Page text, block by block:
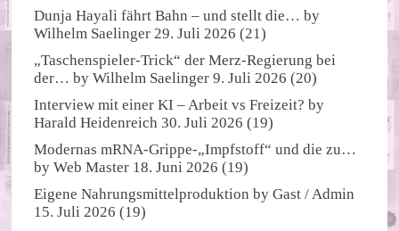
Dunja Hayali fährt Bahn – und stellt die… by
Wilhelm Saelinger 29. Juli 2026 (21)
„Taschenspieler-Trick“ der Merz-Regierung bei
der… byWilhelm Saelinger 9. Juli 2026 (20)
Interview mit einer KI – Arbeit vs Freizeit? by
Harald Heidenreich 30. Juli 2026 (19)
Modernas mRNA-Grippe-„Impfstoff“ und die zu…
byWeb Master 18. Juni 2026 (19)
Eigene Nahrungsmittelproduktion byGast / Admin
15. Juli 2026 (19)